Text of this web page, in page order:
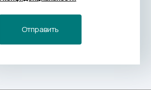
Отправить